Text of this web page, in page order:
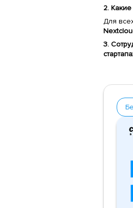
2.
Для
3.